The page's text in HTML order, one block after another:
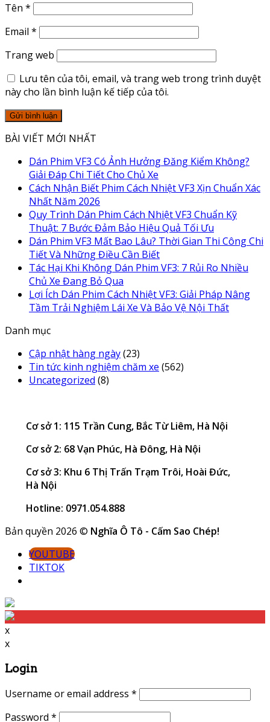
Tên *
Email *
Trang web
Lưu tên của tôi, email, và trang web trong trình duyệt
này cho lần bình luận kế tiếp của tôi.
BÀI VIẾT MỚI NHẤT
Dán Phim VF3 Có Ảnh Hưởng Đăng Kiểm Không?
Giải Đáp Chi Tiết Cho Chủ Xe
Cách Nhận Biết Phim Cách Nhiệt VF3 Xịn Chuẩn Xác
Nhất Năm 2026
Quy Trình Dán Phim Cách Nhiệt VF3 Chuẩn Kỹ
Thuật: 7 Bước Đảm Bảo Hiệu Quả Tối Ưu
Dán Phim VF3 Mất Bao Lâu? Thời Gian Thi Công Chi
Tiết Và Những Điều Cần Biết
Tác Hại Khi Không Dán Phim VF3: 7 Rủi Ro Nhiều
Chủ Xe Đang Bỏ Qua
Lợi Ích Dán Phim Cách Nhiệt VF3: Giải Pháp Nâng
Tầm Trải Nghiệm Lái Xe Và Bảo Vệ Nội Thất
Danh mục
Cập nhật hàng ngày(23)
Tin tức kinh nghiệm chăm xe (562)
Uncategorized (8)
Cơ sở 1: 115 Trần Cung, Bắc Từ Liêm, Hà Nội
Cơ sở 2: 68 Vạn Phúc, Hà Đông, Hà Nội
Cơ sở 3: Khu 6 Thị Trấn Trạm Trôi, Hoài Đức,
Hà Nội
Hotline: 0971.054.888
Bản quyền 2026 © Nghĩa Ô Tô - Cấm Sao Chép!
YOUTUBE
TIKTOK
x
x
Login
Username or email address *
Password *